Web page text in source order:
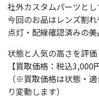
社外カスタムパーツとし
今回のお品はレンズ割れ
点灯・配線確認済みの美
状態と人気の高さを評価
【買取価格：税込
（※買取価格は状態・
り変動します）